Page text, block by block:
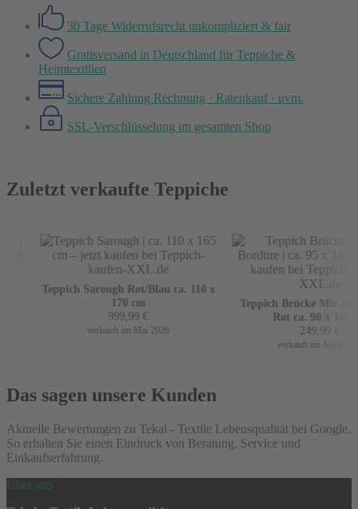
30 Tage Widerrufsrecht unkompliziert & fair
Gratisversand in Deutschland für Teppiche &
Heimtextilien
Sichere Zahlung Rechnung · Ratenkauf · uvm.
SSL-Verschlüsselung im gesamten Shop
Zuletzt verkaufte Teppiche
Teppich Sarough Rot/Blau ca. 110 x
170 cm
999,99€
verkauft im Mai 2026
Teppich Brücke Mir mit
Rot ca. 90 x 160
249,99
verkauft im April 2026
Das sagen unsere Kunden
Aktuelle Bewertungen zu Tekal - Textile Lebensqualität bei Google.
So erhalten Sie einen Eindruck von Beratung, Service und
Einkaufserfahrung.
Über uns